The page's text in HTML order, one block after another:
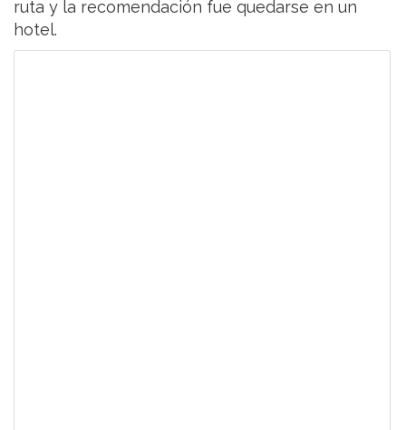
ruta y la recomendación fue quedarse en un
hotel.